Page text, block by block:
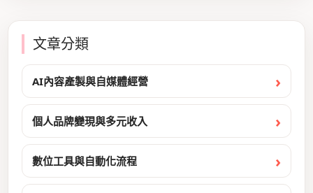
文章分類
AI內容產製與自媒體經營
個人品牌變現與多元收入
數位工具與自動化流程